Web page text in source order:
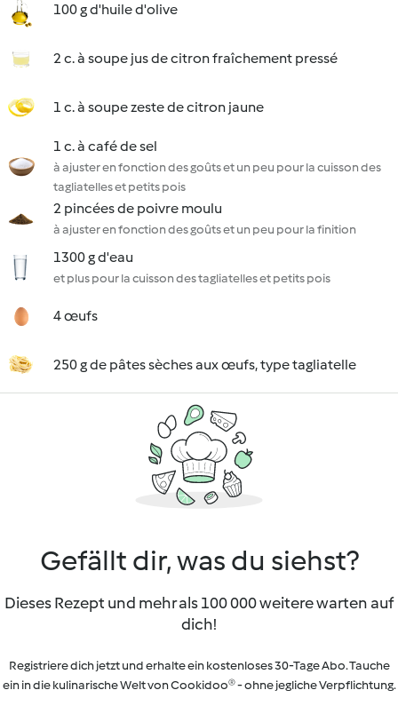
100 g d'huile d'olive
2 c. à soupe jus de citron fraîchement pressé
1 c. à soupe zeste de citron jaune
1 c. à café de sel
à ajuster en fonction des goûts et un peu pour la cuisson des
tagliatelles et petits pois
2 pincées de poivre moulu
à ajuster en fonction des goûts et un peu pour la finition
1300 g d'eau
et plus pour la cuisson des tagliatelles et petits pois
4 œufs
250 g de pâtes sèches aux œufs, type tagliatelle
Gefällt dir, was du siehst?
Dieses Rezept und mehr als 100 000 weitere warten auf
dich!
Registriere dich jetzt und erhalte ein kostenloses 30-Tage Abo. Tauche
ein in die kulinarische Welt von Cookidoo® - ohne jegliche Verpflichtung.